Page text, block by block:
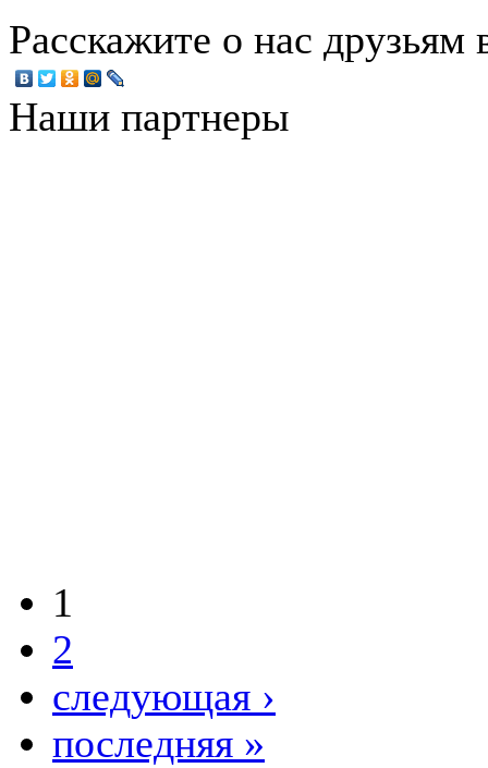
Расскажите о нас друзьям
Наши партнеры
1
2
следующая ›
последняя »